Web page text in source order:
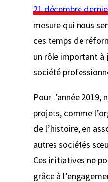
21 décembre
mesure qui nous
ces temps de
un rôle important à
société
Pour l’année 2019,
projets, comme
de l’histoire, en
autres sociétés
Ces initiatives ne
grâce à